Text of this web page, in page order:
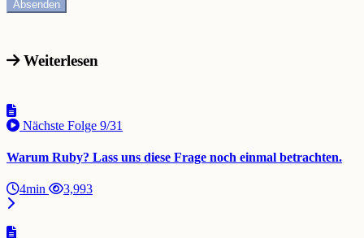
Weiterlesen
Nächste Folge 9/31
Warum Ruby? Lass uns diese Frage noch einmal betrachten.
4min 3,993